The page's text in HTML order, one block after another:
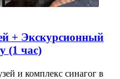
+ Экскурсионный
(1 час)
и комплекс синагог в